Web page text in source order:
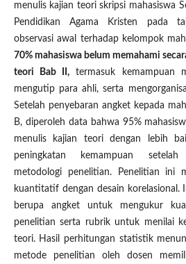
menulis kajian teori skripsi mahasiswa
Pendidikan Agama Kristen pada
observasi awal terhadap kelompok
70% mahasiswa belum memahami
teori Bab II, termasuk kemampuan
mengutip para ahli, serta
Setelah penyebaran angket kepada
B, diperoleh data bahwa 95%
menulis kajian teori dengan lebih
peningkatan kemampuan
metodologi penelitian. Penelitian ini
kuantitatif dengan desain korelasional.
berupa angket untuk mengukur
penelitian serta rubrik untuk menilai
teori. Hasil perhitungan statistik
metode penelitian oleh dosen